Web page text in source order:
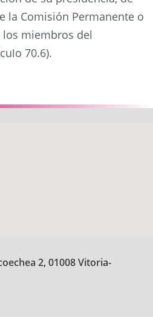
la Comisión Permanente o
miembros del
70.6).
2, 01008 Vitoria-